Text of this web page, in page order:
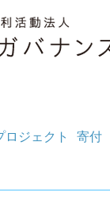
ロジェクト 寄付